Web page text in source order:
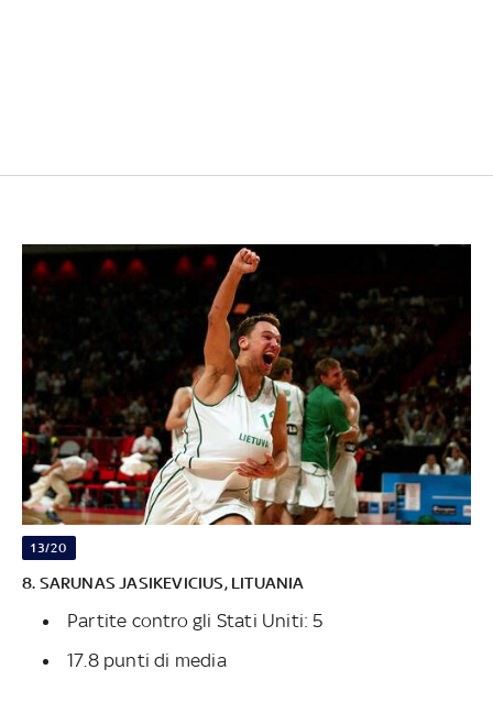
13/20
8. SARUNAS JASIKEVICIUS, LITUANIA
Partite contro gli Stati Uniti: 5
17.8 punti di media